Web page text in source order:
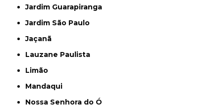
Jardim Guarapiranga
Jardim São Paulo
Jaçanã
Lauzane Paulista
Limão
Mandaqui
Nossa Senhora do Ó